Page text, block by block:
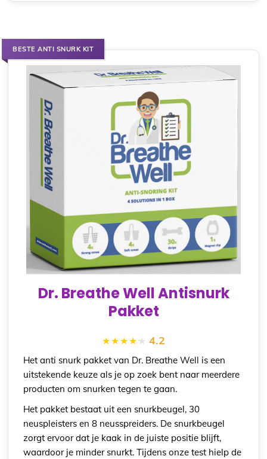
BESTE ANTI SNURK KIT
Dr. Breathe Well Antisnurk
Pakket
4.2
Het anti snurk pakket van Dr. Breathe Well is een
uitstekende keuze als je op zoek bent naar meerdere
producten om snurken tegen te gaan.
Het pakket bestaat uit een snurkbeugel, 30
neuspleisters en 8 neusspreiders. De snurkbeugel
zorgt ervoor dat je kaak in de juiste positie blijft,
waardoor je minder snurkt. Tijdens onze test hielp de